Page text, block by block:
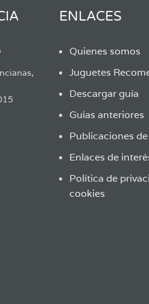
ENLACES
Quienes somos
Juguetes
Descargar guía
Guías anteriores
Publicaciones
Enlaces de
Política de
cookies